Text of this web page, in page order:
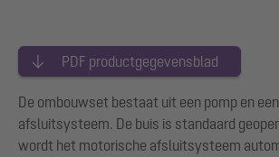
PDF productgegevensblad
De ombouwset bestaat uit een pomp en
afsluitsysteem. De buis is standaard
wordt het motorische afsluitsysteem